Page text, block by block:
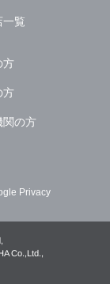
一覧
方
方
関の方
Privacy
Co.,Ltd.,